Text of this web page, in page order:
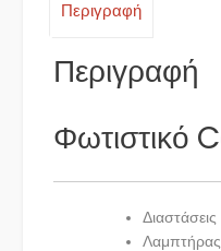
Περιγραφή
Περιγραφή
Φωτιστικό